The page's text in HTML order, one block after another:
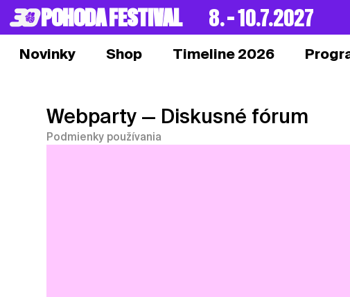
POHODA FESTIVAL 8. – 10.7.2027
Novinky Shop Timeline 2026
Webparty — Diskusné fórum
Podmienky používania